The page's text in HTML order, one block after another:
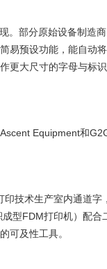
。部分原始设备制造
易预设功能，能自动
更大尺寸的字母与标
Equipment和
技术生产室内通道
型FDM打印机）配
可及性工具。